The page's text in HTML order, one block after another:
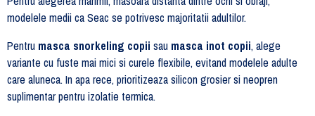
modelele medii ca Seac se potrivesc majoritatii adultilor.
Pentru masca snorkeling copii sau masca inot copii, alege
variante cu fuste mai mici si curele flexibile, evitand modelele adulte
care aluneca. In apa rece, prioritizeaza silicon grosier si neopren
suplimentar pentru izolatie termica.